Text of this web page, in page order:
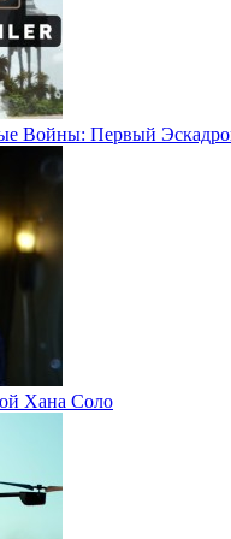
Войны: Первый
Хана Соло